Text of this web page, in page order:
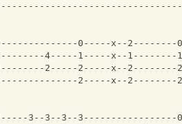
0-----x--2--------
4-----1-----x--1--------
2-----2-----x--2--------
2-----x--2--------
3--3--3--3-----------------